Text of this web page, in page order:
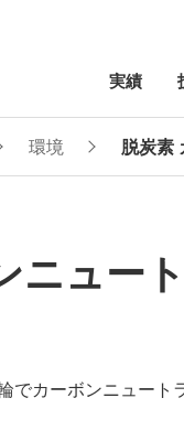
実績
環境 脱炭素
ニュー
でカーボンニュート